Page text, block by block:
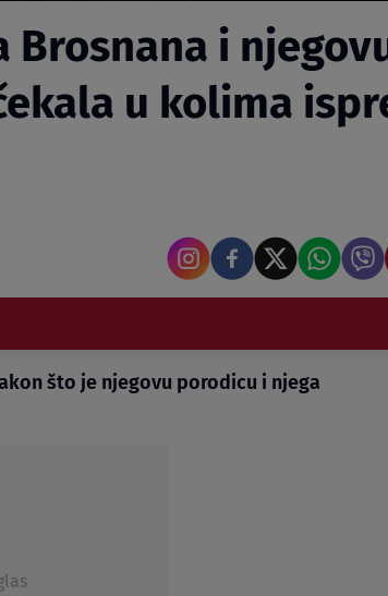
Brosnana i
u kolima
što je njegovu porodicu i njega